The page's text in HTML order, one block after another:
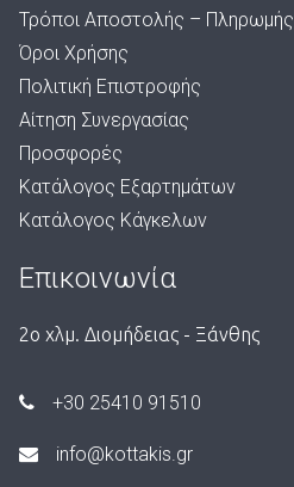
Τρόποι Αποστολής – Πληρωμής
Όροι Χρήσης
Πολιτική Επιστροφής
Αίτηση Συνεργασίας
Προσφορές
Κατάλογος Εξαρτημάτων
Κατάλογος Κάγκελων
Επικοινωνία
2ο χλμ. Διομήδειας - Ξάνθης
+30 25410 91510
info@kottakis.gr